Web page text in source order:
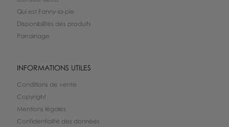
Qui est Fanny-la-pie
Disponibilités des produits
Parrainage
INFORMATIONS UTILES
Conditions de vente
Copyright
Mentions légales
Confidentialité des données